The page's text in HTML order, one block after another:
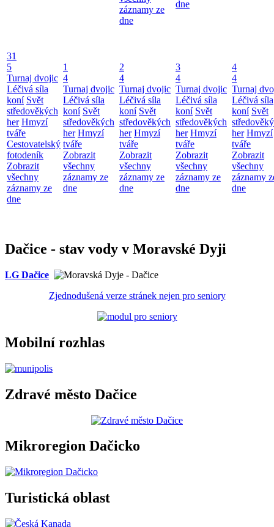
záznamy ze
dne
dne
31
5
Turnaj dvojic
Léčivá síla
koní Svět
středověkých
her Hmyzí
tváře
Cestovatelský
fotodeník
Zobrazit
všechny
záznamy ze
dne
1
4
Turnaj dvojic
Léčivá síla
koní Svět
středověkých
her Hmyzí
tváře
Zobrazit
všechny
záznamy ze
dne
2
4
Turnaj dvojic
Léčivá síla
koní Svět
středověkých
her Hmyzí
tváře
Zobrazit
všechny
záznamy ze
dne
3
4
Turnaj dvojic
Léčivá síla
koní Svět
středověkých
her Hmyzí
tváře
Zobrazit
všechny
záznamy ze
dne
4
4
Turnaj
Léčivá síla
koní Svět
her Hmyzí
tváře
Zobrazit
všechny
záznamy
dne
Dačice - stav vody v Moravské Dyji
LG Dačice
Zjednodušená verze stránek nejen pro seniory
Mobilní rozhlas
Zdravé město Dačice
Mikroregion Dačicko
Turistická oblast